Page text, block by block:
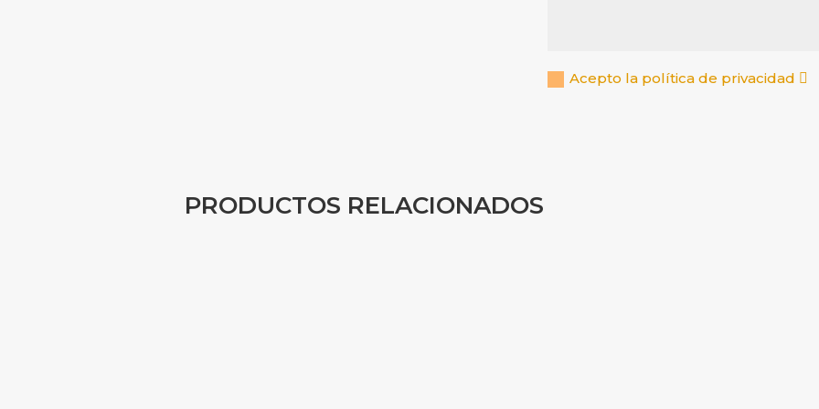
Acepto la política de privacidad
PRODUCTOS RELACIONADOS